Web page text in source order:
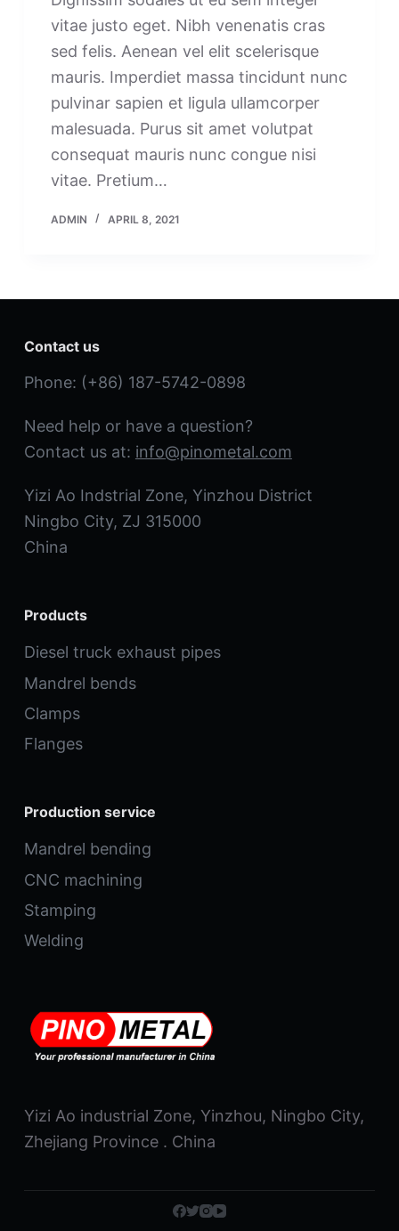
vitae justo eget. Nibh venenatis cras
sed felis. Aenean vel elit scelerisque
mauris. Imperdiet massa tincidunt nunc
pulvinar sapien et ligula ullamcorper
malesuada. Purus sit amet volutpat
consequat mauris nunc congue nisi
vitae. Pretium…
ADMIN APRIL 8, 2021
Contact us
Phone: (+86) 187-5742-0898
Need help or have a question?
Contact us at: info@pinometal.com
Yizi Ao Indstrial Zone, Yinzhou District
Ningbo City, ZJ 315000
China
Products
Diesel truck exhaust pipes
Mandrel bends
Clamps
Flanges
Production service
Mandrel bending
CNC machining
Stamping
Welding
Yizi Ao industrial Zone, Yinzhou, Ningbo City,
Zhejiang Province . China